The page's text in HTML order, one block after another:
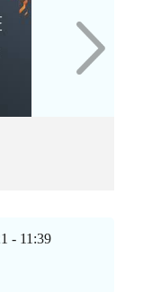
- 11:39